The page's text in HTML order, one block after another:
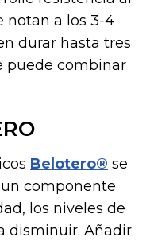
notan a los 3-4
durar hasta tres
puede combinar
Belotero® se
componente
los niveles de
disminuir. Añadir